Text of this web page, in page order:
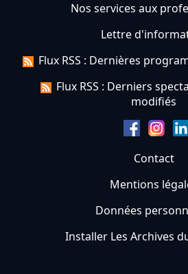
Nos services aux
Lettre
Flux RSS : Dernières
Flux RSS : Derniers
modifiés
Contact
Mentions
Données
Installer Les Archives